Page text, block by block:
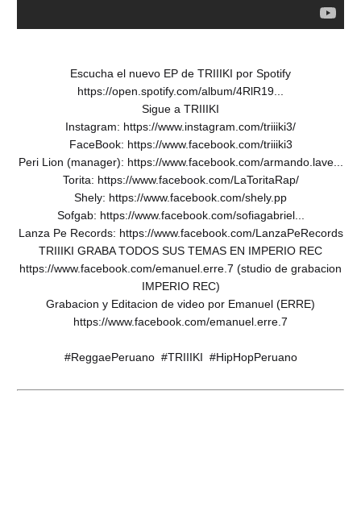
Escucha el nuevo EP de TRIIIKI por Spotify
https://open.spotify.com/album/4RlR19...
Sigue a TRIIIKI
Instagram: https://www.instagram.com/triiiki3/
FaceBook: https://www.facebook.com/triiiki3
Peri Lion (manager): https://www.facebook.com/armando.lave...
Torita: https://www.facebook.com/LaToritaRap/
Shely: https://www.facebook.com/shely.pp
Sofgab: https://www.facebook.com/sofiagabriel...
Lanza Pe Records: https://www.facebook.com/LanzaPeRecords
TRIIIKI GRABA TODOS SUS TEMAS EN IMPERIO REC
https://www.facebook.com/emanuel.erre.7 (studio de grabacion
IMPERIO REC)
Grabacion y Editacion de video por Emanuel (ERRE)
https://www.facebook.com/emanuel.erre.7
#ReggaePeruano #TRIIIKI #HipHopPeruano